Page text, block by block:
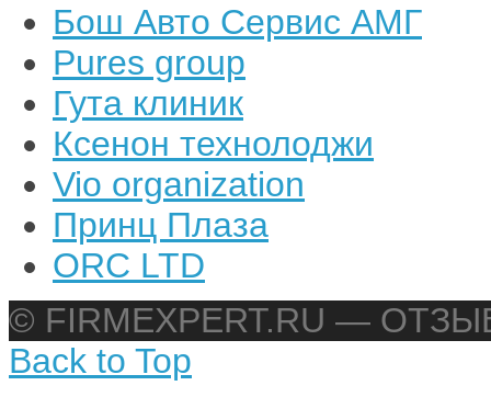
Бош Авто Сервис АМГ
Pures group
Гута клиник
Ксенон технолоджи
Vio organization
Принц Плаза
ORC LTD
© FIRMEXPERT.RU —
Back to Top